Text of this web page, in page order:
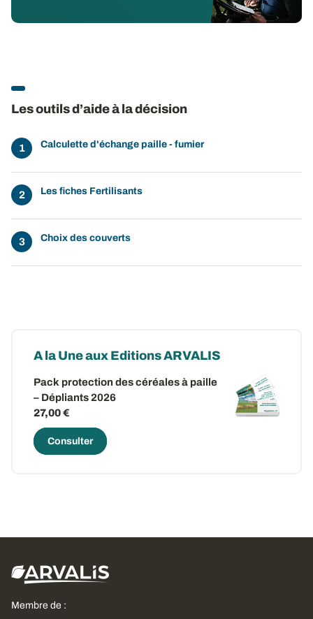
Les outils d’aide à la décision
Calculette d'échange paille - fumier
Les fiches Fertilisants
Choix des couverts
A la Une aux Editions ARVALIS
Pack protection des céréales à paille
– Dépliants 2026
27,00 €
Consulter
Membre de :